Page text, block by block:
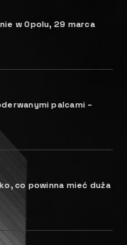
w Opolu, 29 marca
palcami –
co powinna mieć duża